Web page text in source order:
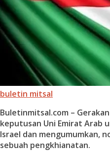
buletin mitsal
Buletinmitsal.com –
keputusan Uni Emirat Arab
Israel dan mengumumkan,
sebuah pengkhianatan.